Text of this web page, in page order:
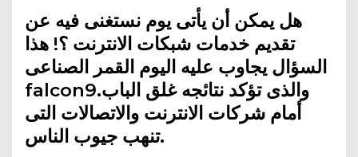
هل يمكن أن يأتى يوم نستغنى فيه عن
تقديم خدمات شبكات الانترنت ؟! هذا
السؤال يجاوب عليه اليوم القمر الصناعى
falcon9.والذى تؤكد نتائجه غلق الباب
أمام شركات الانترنت والاتصالات التى
تنهب جيوب الناس.